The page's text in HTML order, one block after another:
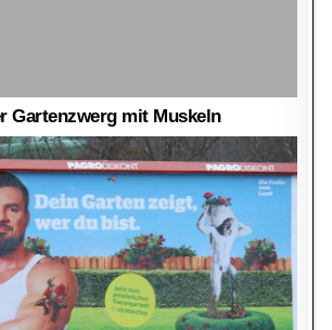
Gartenzwerg mit Muskeln